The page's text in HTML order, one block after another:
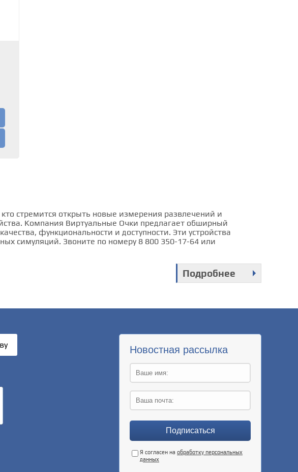
стремится открыть новые измерения развлечений и
Компания Виртуальные Очки предлагает обширный
функциональности и доступности. Эти устройства
симуляций. Звоните по номеру 8 800 350-17-64 или
Подробнее
Новостная рассылка
Я согласен на обработку персональных
данных